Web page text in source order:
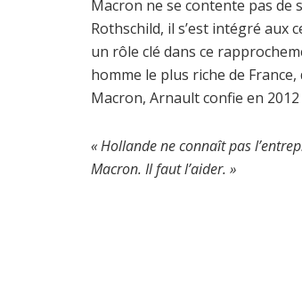
Macron ne se contente pas de
Rothschild, il s’est intégré aux
un rôle clé dans ce
homme le plus riche de
Macron, Arnault confie en 2012
« Hollande ne connaît pas
Macron. Il faut l’aider. »